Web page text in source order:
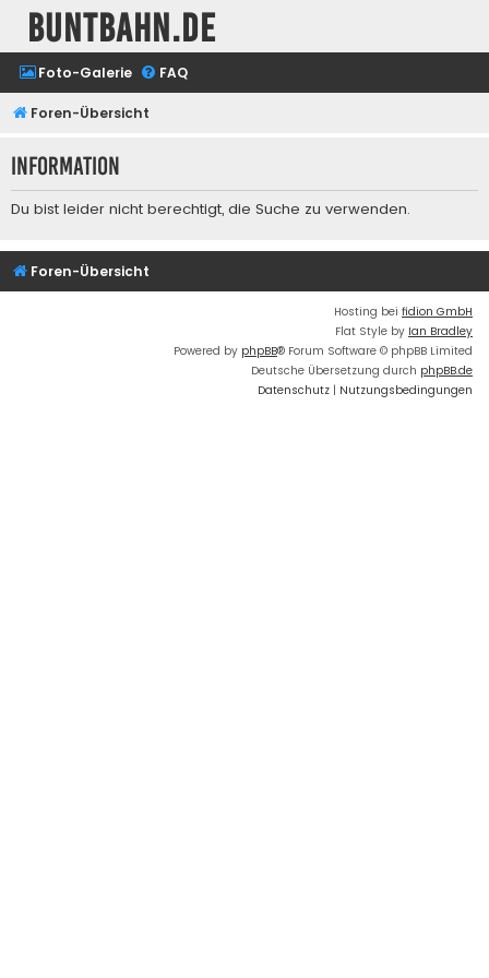
buntbahn.de
Foto-Galerie FAQ
Foren-Übersicht
Information
Du bist leider nicht berechtigt, die Suche zu verwenden.
Foren-Übersicht
Hosting bei fidion GmbH
Flat Style by Ian Bradley
Powered by phpBB® Forum Software © phpBB Limited
Deutsche Übersetzung durch phpBB.de
Datenschutz | Nutzungsbedingungen